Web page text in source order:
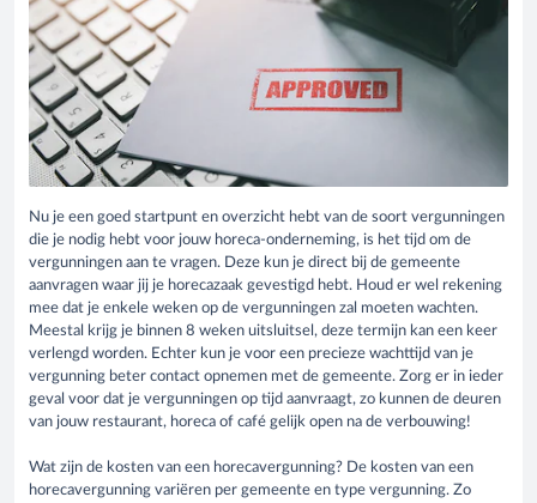
Nu je een goed startpunt en overzicht hebt van de soort vergunningen
die je nodig hebt voor jouw horeca-onderneming, is het tijd om de
vergunningen aan te vragen. Deze kun je direct bij de gemeente
aanvragen waar jij je horecazaak gevestigd hebt. Houd er wel rekening
mee dat je enkele weken op de vergunningen zal moeten wachten.
Meestal krijg je binnen 8 weken uitsluitsel, deze termijn kan een keer
verlengd worden. Echter kun je voor een precieze wachttijd van je
vergunning beter contact opnemen met de gemeente. Zorg er in ieder
geval voor dat je vergunningen op tijd aanvraagt, zo kunnen de deuren
van jouw restaurant, horeca of café gelijk open na de verbouwing!
Wat zijn de kosten van een horecavergunning? De kosten van een
horecavergunning variëren per gemeente en type vergunning. Zo